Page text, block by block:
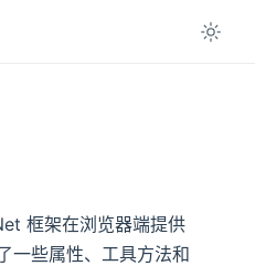
框架在浏览器端提供
一些属性、工具方法和